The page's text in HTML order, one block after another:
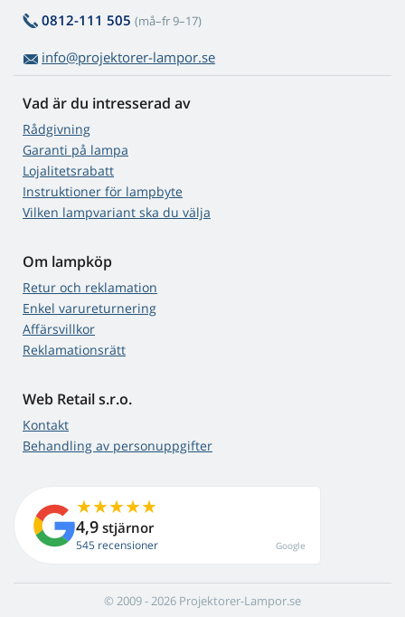
0812-111 505 (må–fr 9–17)
info@projektorer-lampor.se
Vad är du intresserad av
Rådgivning
Garanti på lampa
Lojalitetsrabatt
Instruktioner för lampbyte
Vilken lampvariant ska du välja
Om lampköp
Retur och reklamation
Enkel varureturnering
Affärsvillkor
Reklamationsrätt
Web Retail s.r.o.
Kontakt
Behandling av personuppgifter
4,9 stjärnor
545 recensioner Google
© 2009 - 2026 Projektorer-Lampor.se